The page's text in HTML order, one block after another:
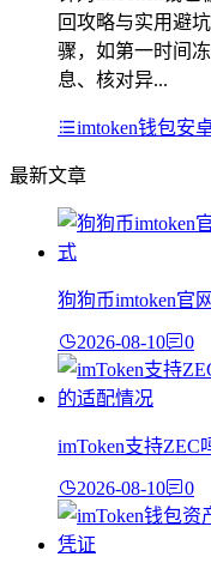
回攻略与实用避
骤，如第一时间
息、核对异...
imtoken钱包安
最新文章
狗狗币imtoken官
2026-08-10 0
imToken支持ZEC
2026-08-10 0